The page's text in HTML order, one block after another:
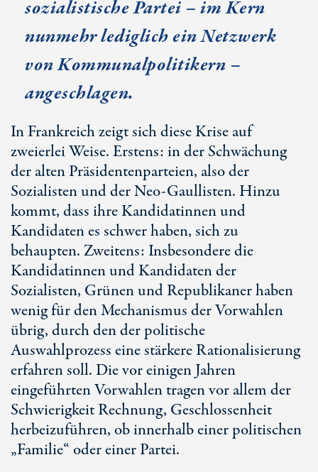
sozialistische Partei – im Kern
nunmehr lediglich ein Netzwerk
von Kommunalpolitikern –
angeschlagen.
In Frankreich zeigt sich diese Krise auf
zweierlei Weise. Erstens: in der Schwächung
der alten Präsidentenparteien, also der
Sozialisten und der Neo-Gaullisten. Hinzu
kommt, dass ihre Kandidatinnen und
Kandidaten es schwer haben, sich zu
behaupten. Zweitens: Insbesondere die
Kandidatinnen und Kandidaten der
Sozialisten, Grünen und Republikaner haben
wenig für den Mechanismus der Vorwahlen
übrig, durch den der politische
Auswahlprozess eine stärkere Rationalisierung
erfahren soll. Die vor einigen Jahren
eingeführten Vorwahlen tragen vor allem der
Schwierigkeit Rechnung, Geschlossenheit
herbeizuführen, ob innerhalb einer politischen
„Familie“ oder einer Partei.